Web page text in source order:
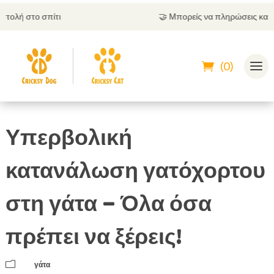
Μπορείς να πληρώσεις και με αντικαταβολή
(0)
Υπερβολική
κατανάλωση γατόχορτου
στη γάτα – Όλα όσα
πρέπει να ξέρεις!
m
γάτα